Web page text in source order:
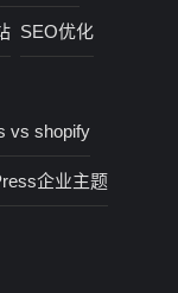
SEO优化
vs shopify
企业主题